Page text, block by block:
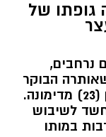
הבוקר
לשיבוש
במותו